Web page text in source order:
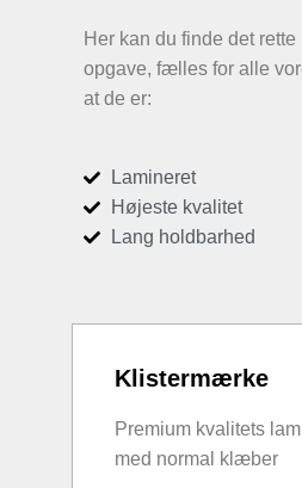
Her kan du finde det
opgave, fælles for alle
at de er:
Lamineret
Højeste kvalitet
Lang holdbarhed
Klistermærke
Premium kvalitets
med normal klæber